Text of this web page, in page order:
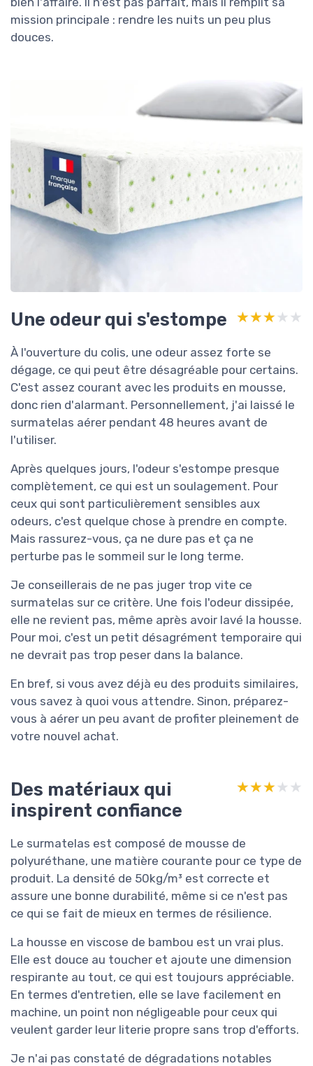
mission principale : rendre les nuits un peu plus
douces.
Une odeur qui s'estompe ★★★★★
★★★★★
À l'ouverture du colis, une odeur assez forte se
dégage, ce qui peut être désagréable pour certains.
C'est assez courant avec les produits en mousse,
donc rien d'alarmant. Personnellement, j'ai laissé le
surmatelas aérer pendant 48 heures avant de
l'utiliser.
Après quelques jours, l'odeur s'estompe presque
complètement, ce qui est un soulagement. Pour
ceux qui sont particulièrement sensibles aux
odeurs, c'est quelque chose à prendre en compte.
Mais rassurez-vous, ça ne dure pas et ça ne
perturbe pas le sommeil sur le long terme.
Je conseillerais de ne pas juger trop vite ce
surmatelas sur ce critère. Une fois l'odeur dissipée,
elle ne revient pas, même après avoir lavé la housse.
Pour moi, c'est un petit désagrément temporaire qui
ne devrait pas trop peser dans la balance.
En bref, si vous avez déjà eu des produits similaires,
vous savez à quoi vous attendre. Sinon, préparez-
vous à aérer un peu avant de profiter pleinement de
votre nouvel achat.
Des matériaux qui
inspirent confiance
★★★★★
★★★★★
Le surmatelas est composé de mousse de
polyuréthane, une matière courante pour ce type de
produit. La densité de 50kg/m³ est correcte et
assure une bonne durabilité, même si ce n'est pas
ce qui se fait de mieux en termes de résilience.
La housse en viscose de bambou est un vrai plus.
Elle est douce au toucher et ajoute une dimension
respirante au tout, ce qui est toujours appréciable.
En termes d'entretien, elle se lave facilement en
machine, un point non négligeable pour ceux qui
veulent garder leur literie propre sans trop d'efforts.
Je n'ai pas constaté de dégradations notables